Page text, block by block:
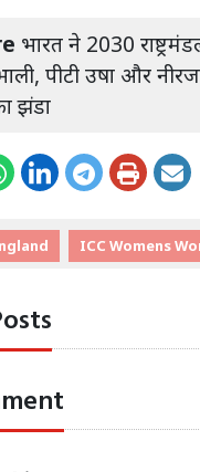
भारत ने 2030
पीटी उषा और
झंडा
ICC Womens